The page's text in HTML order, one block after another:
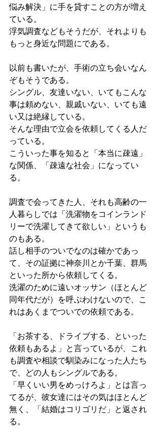
悩み解決」に手を貸すことの方が増え
ている。
浮気調査などもそうだが、それよりも
もっと身近な問題にである。
以前も書いたが、手術の立ち会いなん
ぞもそうである。
シングル、友達いない、いてもこんな
事は頼めない、親戚いない、いても遠
い又は絶縁している。
そんな理由で立会を依頼してくる人だ
っている。
こういった事を知ると「本当に疎遠」
な関係、「疎遠な社会」になってい
る。
調査で会ってきた人、それも高齢の一
人暮らしでは「洗濯物をコインランド
リーで洗濯してきて欲しい」というも
のもある。
話し相手のついでなのは確かであっ
て、その証拠に神奈川とか千葉、群馬
といった所から依頼してくる。
洗濯のために遠いオッサン（ほとんど
同年代だが）を呼ぶわけないので、こ
れはあくまでついでの依頼である。
「お茶する、ドライブする、といった
依頼もあるよ」と言っているが、これ
も調査や相談で馴染みになった人たち
で、どの人もシングルである。
「早くいい男をめっけろよ」とは言っ
てるが、彼女達にはその気はほとんど
無く、「結婚はコリゴリだ」と返され
る。